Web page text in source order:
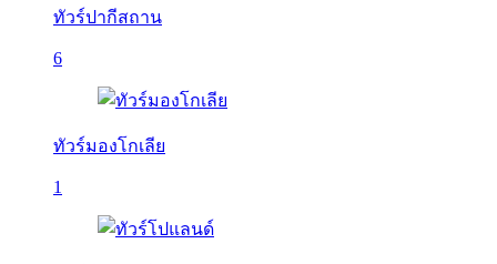
ทัวร์ปากีสถาน
6
ทัวร์มองโกเลีย
1